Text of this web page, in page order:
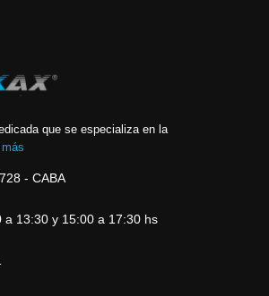
que se especializa en la
- CABA
13:30 y 15:00 a 17:30 hs